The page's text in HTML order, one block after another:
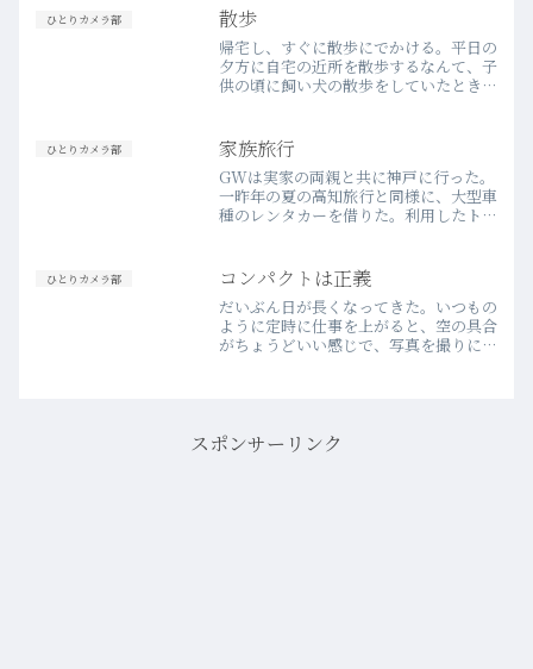
決め手だった。TAKUMARレンズは、
安価ながら写り…more
ひとりカメラ部 散歩
帰宅し、すぐに散歩にでかける。平日の
夕方に自宅の近所を散歩するなんて、子
供の頃に飼い犬の散歩をしていたとき以
きた。40を越えて、物事の捉え方が少
しずつ変わってきているよう…more
ひとりカメラ部 家族旅行
GWは実家の両親と共に神戸に行った。
一昨年の夏の高知旅行と同様に、大型車
種のレンタカーを借りた。利用したトヨ
ら借りると、翌日の朝一から借りるのと
料金が変わらないので、絶…more
ひとりカメラ部 コンパクトは正義
だいぶん日が長くなってきた。いつもの
ように定時に仕事を上がると、空の具合
がちょうどいい感じで、写真を撮りに行
スポンサーリンク